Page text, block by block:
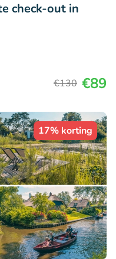
check-out in
€130 €89
17% korting